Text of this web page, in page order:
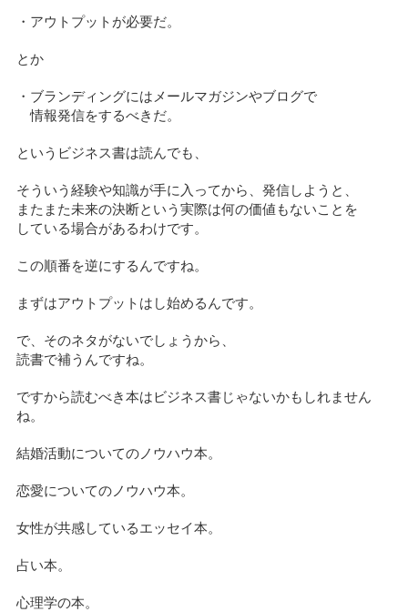
・アウトプットが必要だ。
とか
・ブランディングにはメールマガジンやブログで
情報発信をするべきだ。
というビジネス書は読んでも、
そういう経験や知識が手に入ってから、発信しようと、
またまた未来の決断という実際は何の価値もないことを
している場合があるわけです。
この順番を逆にするんですね。
まずはアウトプットはし始めるんです。
で、そのネタがないでしょうから、
読書で補うんですね。
ですから読むべき本はビジネス書じゃないかもしれません
ね。
結婚活動についてのノウハウ本。
恋愛についてのノウハウ本。
女性が共感しているエッセイ本。
占い本。
心理学の本。